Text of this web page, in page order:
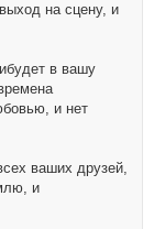
на сцену, и
в вашу
и нет
ваших друзей,
и